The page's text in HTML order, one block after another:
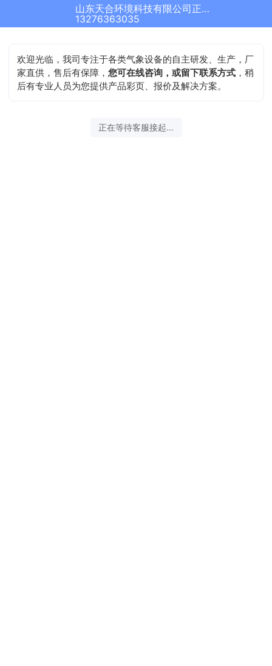
山东天合环境科技有限公司正在为您服务
13276363035
欢迎光临，我司专注于各类气象设备的自主研发、生产，厂
家直供，售后有保障，您可在线咨询，或留下联系方式 ，稍
后有专业人员为您提供产品彩页、报价及解决方案。
正在等待客服接起...